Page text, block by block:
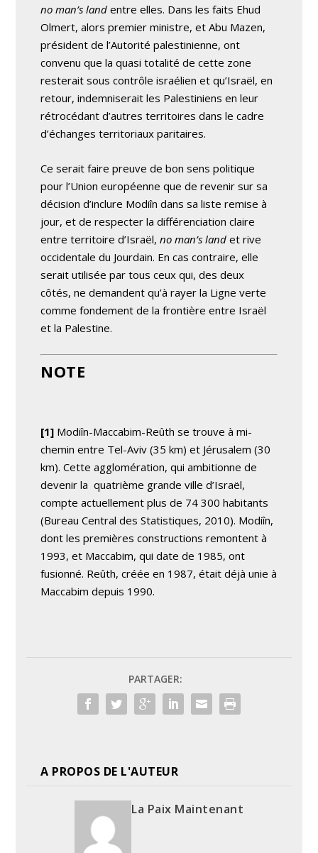
no man’s land entre elles. Dans les faits Ehud
Olmert, alors premier ministre, et Abu Mazen,
président de l’Autorité palestinienne, ont
convenu que la quasi totalité de cette zone
resterait sous contrôle israélien et qu’Israël, en
retour, indemniserait les Palestiniens en leur
rétrocédant d’autres territoires dans le cadre
d’échanges territoriaux paritaires.
Ce serait faire preuve de bon sens politique
pour l’Union européenne que de revenir sur sa
décision d’inclure Modiîn dans sa liste remise à
jour, et de respecter la différenciation claire
entre territoire d’Israël,no man’s land et rive
occidentale du Jourdain. En cas contraire, elle
serait utilisée par tous ceux qui, des deux
côtés, ne demandent qu’à rayer la Ligne verte
comme fondement de la frontière entre Israël
et la Palestine.
NOTE
[1] Modiîn-Maccabim-Reûth se trouve à mi-
chemin entre Tel-Aviv (35 km) et Jérusalem (30
km). Cette agglomération, qui ambitionne de
devenir la quatrième grande ville d’Israël,
compte actuellement plus de 74 300 habitants
(Bureau Central des Statistiques, 2010). Modiîn,
dont les premières constructions remontent à
1993, et Maccabim, qui date de 1985, ont
fusionné. Reûth, créée en 1987, était déjà unie à
Maccabim depuis 1990.
PARTAGER:
A PROPOS DE L'AUTEUR
La Paix Maintenant